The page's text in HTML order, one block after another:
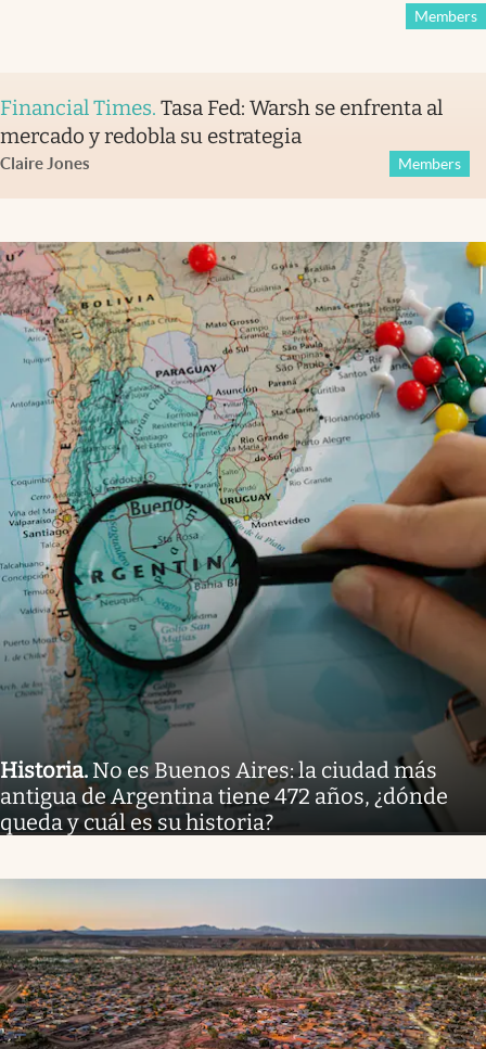
Members
Financial Times. Tasa Fed: Warsh se enfrenta al
mercado y redobla su estrategia
Claire Jones Members
Historia. No es Buenos Aires: la ciudad más
antigua de Argentina tiene 472 años, ¿dónde
queda y cuál es su historia?